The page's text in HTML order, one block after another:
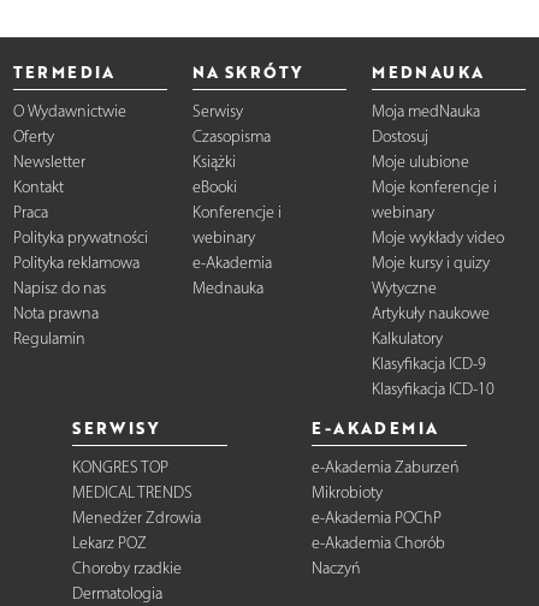
TERMEDIA
O Wydawnictwie
Oferty
Newsletter
Kontakt
Praca
Polityka prywatności
Polityka reklamowa
Napisz do nas
Nota prawna
Regulamin
NA SKRÓTY
Serwisy
Czasopisma
Książki
eBooki
Konferencje i
webinary
e-Akademia
Mednauka
MEDNAUKA
Moja medNauka
Dostosuj
Moje ulubione
Moje konferencje i
webinary
Moje wykłady video
Moje kursy i quizy
Wytyczne
Artykuły naukowe
Kalkulatory
Klasyfikacja ICD-9
Klasyfikacja ICD-10
SERWISY
KONGRES TOP
MEDICAL TRENDS
Menedżer Zdrowia
Lekarz POZ
Choroby rzadkie
Dermatologia
E-AKADEMIA
e-Akademia Zaburzeń
Mikrobioty
e-Akademia POChP
e-Akademia Chorób
Naczyń